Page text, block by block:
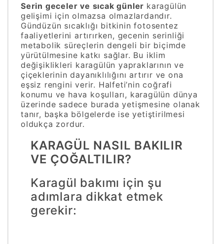
Serin geceler ve sıcak günler karagülün
gelişimi için olmazsa olmazlardandır.
Gündüzün sıcaklığı bitkinin fotosentez
faaliyetlerini artırırken, gecenin serinliği
metabolik süreçlerin dengeli bir biçimde
yürütülmesine katkı sağlar. Bu iklim
değişiklikleri karagülün yapraklarının ve
çiçeklerinin dayanıklılığını artırır ve ona
eşsiz rengini verir. Halfeti’nin coğrafi
konumu ve hava koşulları, karagülün dünya
üzerinde sadece burada yetişmesine olanak
tanır, başka bölgelerde ise yetiştirilmesi
oldukça zordur.
KARAGÜL NASIL BAKILIR
VE ÇOĞALTILIR?
Karagül bakımı için şu
adımlara dikkat etmek
gerekir: